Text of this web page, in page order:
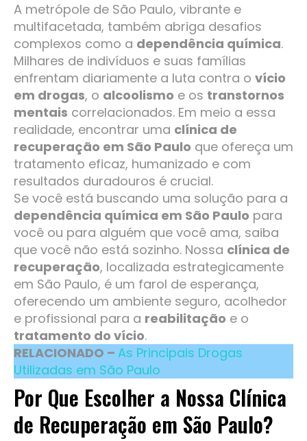
A metrópole de São Paulo, vibrante e
multifacetada, também abriga desafios
complexos como a dependência química.
Milhares de indivíduos e suas famílias
enfrentam diariamente a luta contra o vício
em drogas, o alcoolismo e os transtornos
mentais correlacionados. Em meio a essa
realidade, encontrar uma clínica de
recuperação em São Paulo que ofereça um
tratamento eficaz, humanizado e com
resultados duradouros é crucial.
Se você está buscando uma solução para a
dependência química em São Paulo para
você ou para alguém que você ama, saiba
que você não está sozinho. Nossa clínica de
recuperação, localizada estrategicamente
em São Paulo, é um farol de esperança,
oferecendo um ambiente seguro, acolhedor
e profissional para a reabilitação e o
tratamento do vício.
RELACIONADO – As Principais Drogas
Utilizadas em São Paulo
Por Que Escolher a Nossa Clínica
de Recuperação em São Paulo?